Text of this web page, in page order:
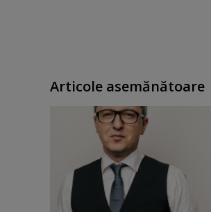
Articole asemănătoare